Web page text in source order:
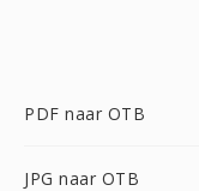
PDF naar OTB
JPG naar OTB